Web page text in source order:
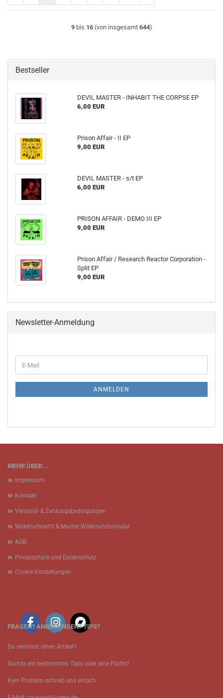
9bis 16(von insgesamt 644)
Bestseller
DEVIL MASTER - INHABIT THE CORPSE EP
6,00 EUR
Prison Affair - II EP
9,00 EUR
DEVIL MASTER - s​/​t EP
6,00 EUR
PRISON AFFAIR - DEMO III EP
9,00 EUR
Prison Affair / Research Reactor Corporation -
Split EP
9,00 EUR
Newsletter-Anmeldung
ZUR
E-
Mail
ANMELDEN
MEHR ÜBER...
Impressum
Kontakt
Versand- & Zahlungsbedingungen
Widerrufsrecht & Muster-Widerrufsformular
AGB
Privatsphäre und Datenschutz
Cookie Einstellungen
FRAGEN? ANREGUNGEN? TIPS?
Du vermisst einen Artikel?
Suchst ein bestimmtes Tape oder eine Platte?
Kein Problem schreib uns enfach.